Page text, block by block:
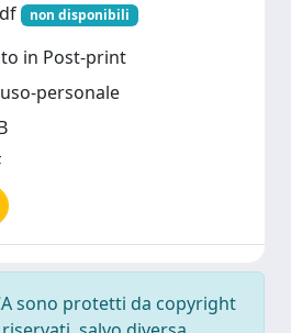
non disponibili
in Post-print
personale
sono protetti da copyright